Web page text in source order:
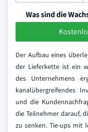
Was sind die
Der Aufbau eines
der Lieferkette ist ein
des Unternehmens
kanalübergreifendes
und die
die Teilnehmer darauf,
zu senken. Tie-ups mit